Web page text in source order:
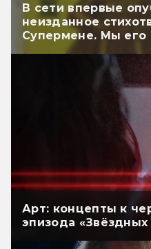
В сети впервые
неизданное
Супермене. Мы его
Арт: концепты к
эпизода «Звёздных